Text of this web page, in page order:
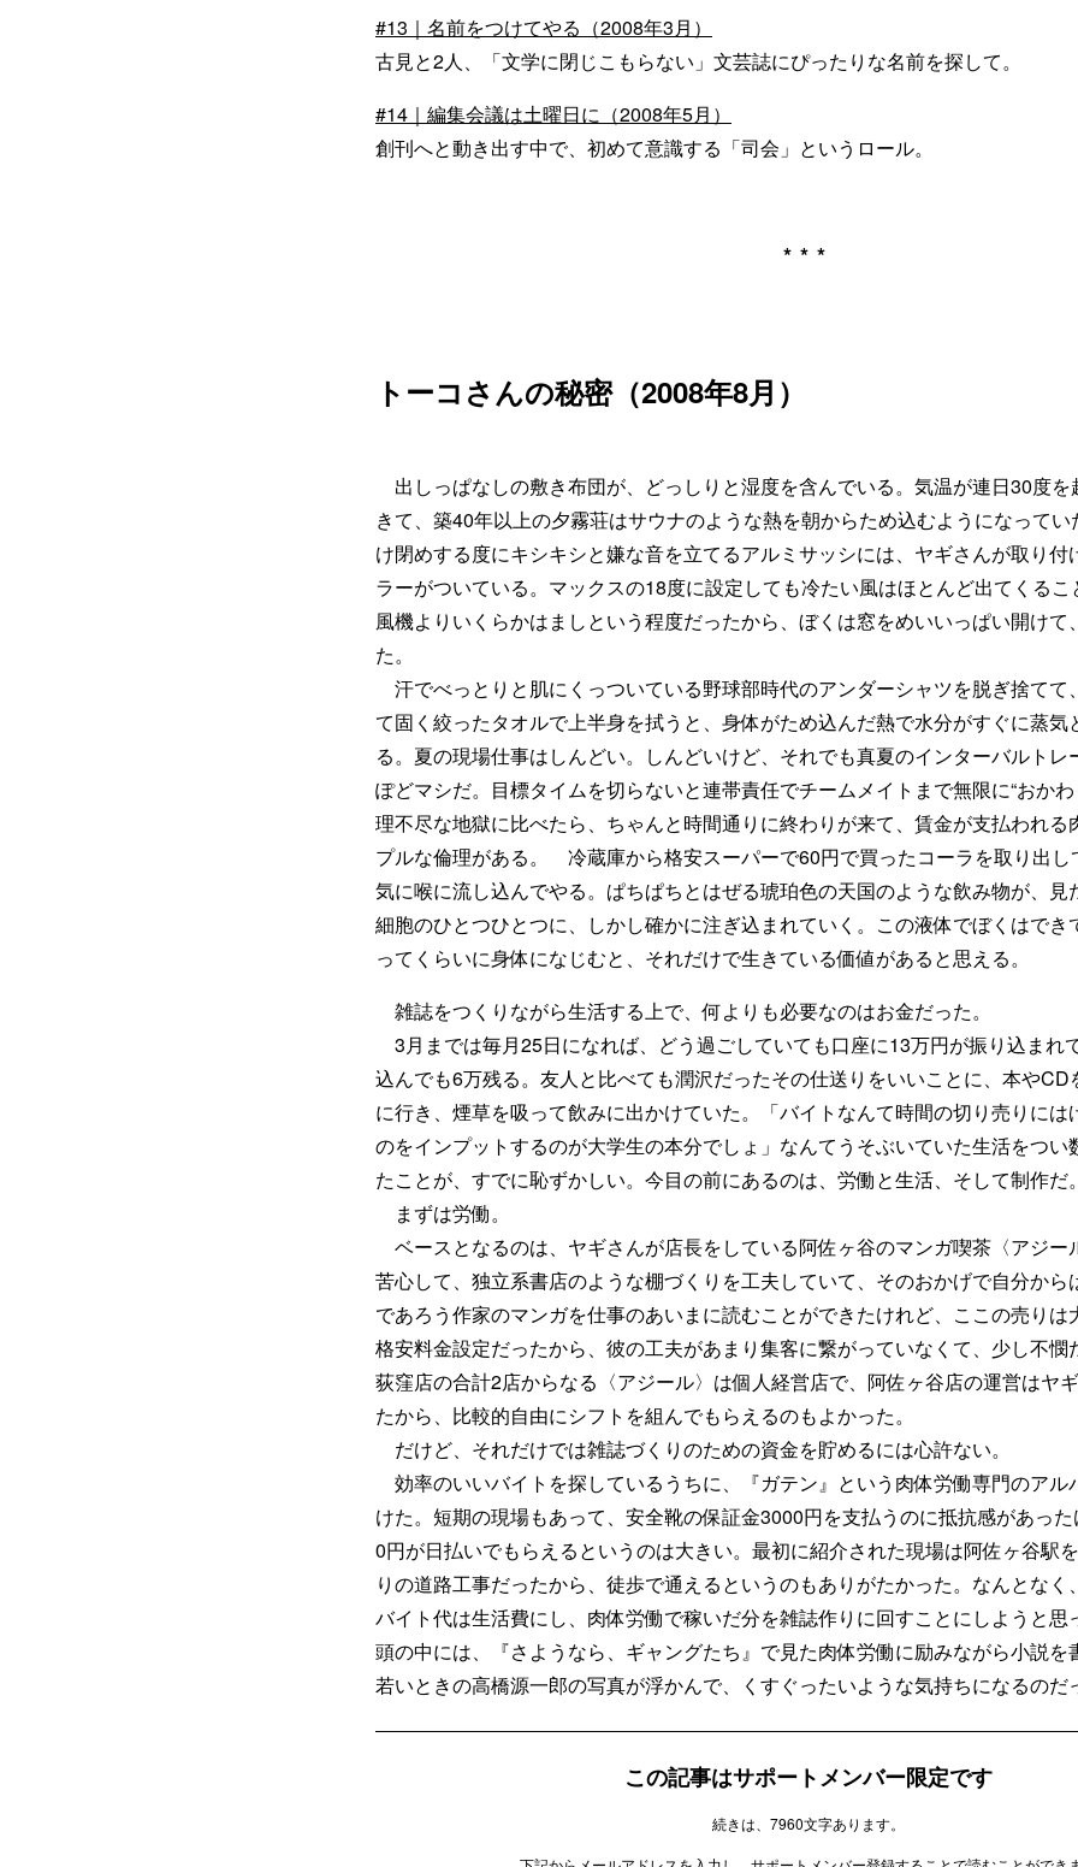
#13｜名前をつけてやる（2008年3月）
古見と2人、「文学に閉じこもらない」文芸誌にぴったりな名前を探して。
#14｜編集会議は土曜日に（2008年5月）
創刊へと動き出す中で、初めて意識する「司会」というロール。
***
トーコさんの秘密（2008年8月）
出しっぱなしの敷き布団が、どっしりと湿度を含んでいる。気温が連日30度を
きて、築40年以上の夕霧荘はサウナのような熱を朝からため込むようになって
け閉めする度にキシキシと嫌な音を立てるアルミサッシには、ヤギさんが取り付
ラーがついている。マックスの18度に設定しても冷たい風はほとんど出てくる
風機よりいくらかはましという程度だったから、ぼくは窓をめいいっぱい開けて
た。
汗でべっとりと肌にくっついている野球部時代のアンダーシャツを脱ぎ捨てて
て固く絞ったタオルで上半身を拭うと、身体がため込んだ熱で水分がすぐに蒸気
る。夏の現場仕事はしんどい。しんどいけど、それでも真夏のインターバルトレ
ぽどマシだ。目標タイムを切らないと連帯責任でチームメイトまで無限に“おか
理不尽な地獄に比べたら、ちゃんと時間通りに終わりが来て、賃金が支払われる
プルな倫理がある。 冷蔵庫から格安スーパーで60円で買ったコーラを取り出し
気に喉に流し込んでやる。ぱちぱちとはぜる琥珀色の天国のような飲み物が、見
細胞のひとつひとつに、しかし確かに注ぎ込まれていく。この液体でぼくはでき
ってくらいに身体になじむと、それだけで生きている価値があると思える。
雑誌をつくりながら生活する上で、何よりも必要なのはお金だった。
3月までは毎月25日になれば、どう過ごしていても口座に13万円が振り込まれ
込んでも6万残る。友人と比べても潤沢だったその仕送りをいいことに、本やCD
に行き、煙草を吸って飲みに出かけていた。「バイトなんて時間の切り売りには
のをインプットするのが大学生の本分でしょ」なんてうそぶいていた生活をつい
たことが、すでに恥ずかしい。今目の前にあるのは、労働と生活、そして制作だ
まずは労働。
ベースとなるのは、ヤギさんが店長をしている阿佐ヶ谷のマンガ喫茶〈アジー
苦心して、独立系書店のような棚づくりを工夫していて、そのおかげで自分から
であろう作家のマンガを仕事のあいまに読むことができたけれど、ここの売りは
格安料金設定だったから、彼の工夫があまり集客に繋がっていなくて、少し不憫
荻窪店の合計2店からなる〈アジール〉は個人経営店で、阿佐ヶ谷店の運営はヤ
たから、比較的自由にシフトを組んでもらえるのもよかった。
だけど、それだけでは雑誌づくりのための資金を貯めるには心許ない。
効率のいいバイトを探しているうちに、『ガテン』という肉体労働専門のアル
けた。短期の現場もあって、安全靴の保証金3000円を支払うのに抵抗感があっ
0円が日払いでもらえるというのは大きい。最初に紹介された現場は阿佐ヶ谷駅
りの道路工事だったから、徒歩で通えるというのもありがたかった。なんとなく
バイト代は生活費にし、肉体労働で稼いだ分を雑誌作りに回すことにしようと思
頭の中には、『さようなら、ギャングたち』で見た肉体労働に励みながら小説を
若いときの高橋源一郎の写真が浮かんで、くすぐったいような気持ちになるのだ
この記事はサポートメンバー限定です
続きは、7960文字あります。